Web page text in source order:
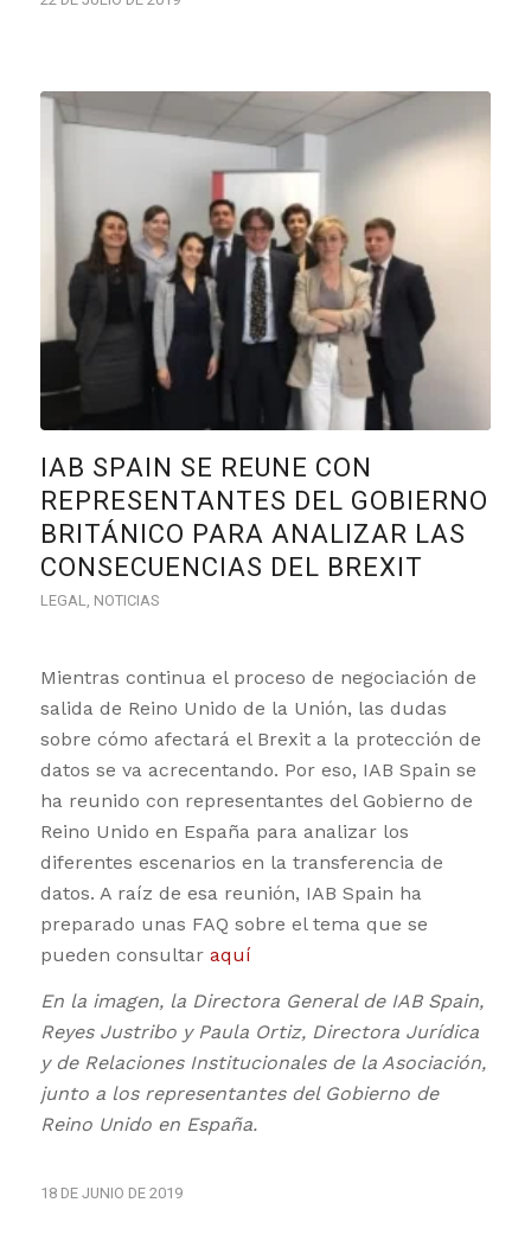
IAB SPAIN SE REUNE CON
REPRESENTANTES DEL GOBIERNO
BRITÁNICO PARA ANALIZAR LAS
CONSECUENCIAS DEL BREXIT
LEGAL, NOTICIAS
Mientras continua el proceso de negociación de
salida de Reino Unido de la Unión, las dudas
sobre cómo afectará el Brexit a la protección de
datos se va acrecentando. Por eso, IAB Spain se
ha reunido con representantes del Gobierno de
Reino Unido en España para analizar los
diferentes escenarios en la transferencia de
datos. A raíz de esa reunión, IAB Spain ha
preparado unas FAQ sobre el tema que se
pueden consultar aquí
En la imagen, la Directora General de IAB Spain,
Reyes Justribo y Paula Ortiz, Directora Jurídica
y de Relaciones Institucionales de la Asociación,
junto a los representantes del Gobierno de
Reino Unido en España.
18 DE JUNIO DE 2019